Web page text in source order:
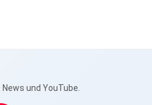
und YouTube.